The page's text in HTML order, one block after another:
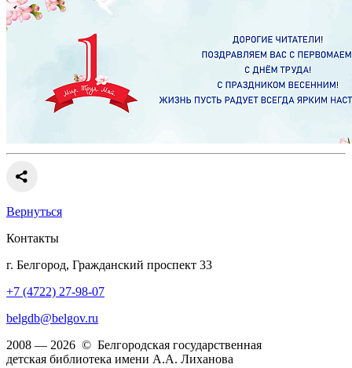
Вернуться
Контакты
г. Белгород, Гражданский проспект 33
+7 (4722) 27-98-07
belgdb@belgov.ru
2008 — 2026 © Белгородская государственная
детская библиотека имени А.А. Лиханова